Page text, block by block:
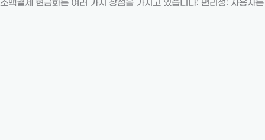
액결제 현금화는 여러 가지 장점을 가지고 있습니다: 편리성: 사용자는